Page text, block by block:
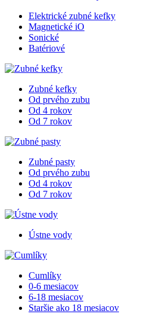
Elektrické zubné kefky
Magnetické iO
Sonické
Batériové
Zubné kefky
Od prvého zubu
Od 4 rokov
Od 7 rokov
Zubné pasty
Od prvého zubu
Od 4 rokov
Od 7 rokov
Ústne vody
Cumlíky
0-6 mesiacov
6-18 mesiacov
Staršie ako 18 mesiacov